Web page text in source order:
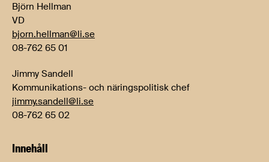
Björn Hellman
VD
bjorn.hellman@li.se
08-762 65 01
Jimmy Sandell
Kommunikations- och näringspolitisk chef
jimmy.sandell@li.se
08-762 65 02
Innehåll